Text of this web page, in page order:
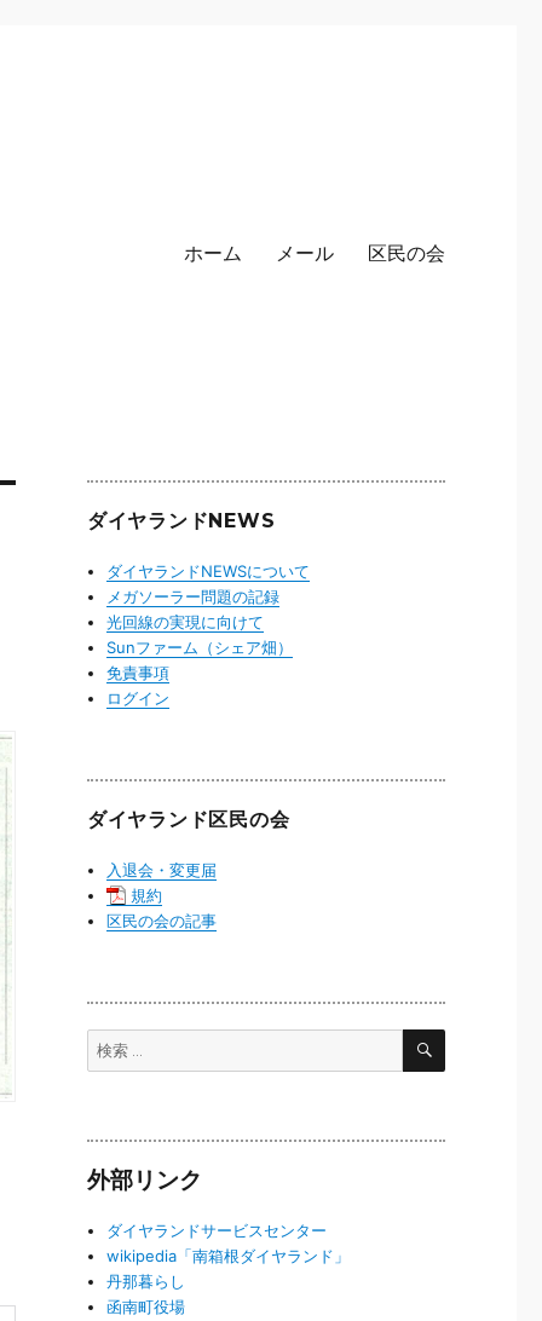
ホーム メール 区民の会
ダイヤランドNEWS
ダイヤランドNEWSについて
メガソーラー問題の記録
光回線の実現に向けて
Sunファーム（シェア畑）
免責事項
ログイン
ダイヤランド区民の会
入退会・変更届
規約
区民の会の記事
検
検
外部リンク
ダイヤランドサービスセンター
wikipedia「南箱根ダイヤランド」
丹那暮らし
函南町役場